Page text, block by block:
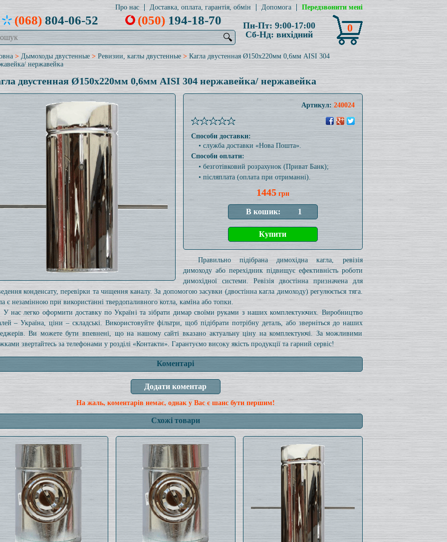
Про нас Доставка, оплата, гарантія, обмін Допомога Передзвонити мені
(068)804-06-52 (050)194-18-70
🔍
Пн-Пт: 9:00-17:00
Сб-Нд: вихідний
0
> Дымоходы двустенные>Ревизии, каглы двустенные> Кагла двустенная Ø150x220мм 0,6мм AISI 304
нержавейка
двустенная Ø150x220мм 0,6мм AISI 304 нержавейка/ нержавейка
Артикул:240024
Способи доставки:
• служба доставки «Нова Пошта».
Способи оплати:
• безготівковий розрахунок (Приват Банк);
• післяплата (оплата при отриманні).
1445грн
Правильно підібрана димохідна кагла, ревізія
димоходу або перехідник підвищує ефективність роботи
димохідної системи. Ревізія двостінна призначена для
конденсату, перевірки та чищення каналу. За допомогою засувки (двостінна кагла димоходу) регулюється тяга.
є незамінною при використанні твердопаливного котла, каміна або топки.
У нас легко оформити доставку по Україні та зібрати димар своїми руками з наших комплектуючих. Виробництво
– Україна, ціни – складські. Використовуйте фільтри, щоб підібрати потрібну деталь, або зверніться до наших
Ви можете бути впевнені, що на нашому сайті вказано актуальну ціну на комплектуючі. За можливими
звертайтесь за телефонами у розділі «Контакти». Гарантуємо високу якість продукції та гарний сервіс!
Коментарі
На жаль, коментарів немає, однак у Вас є шанс бути першим!
Схожі товари